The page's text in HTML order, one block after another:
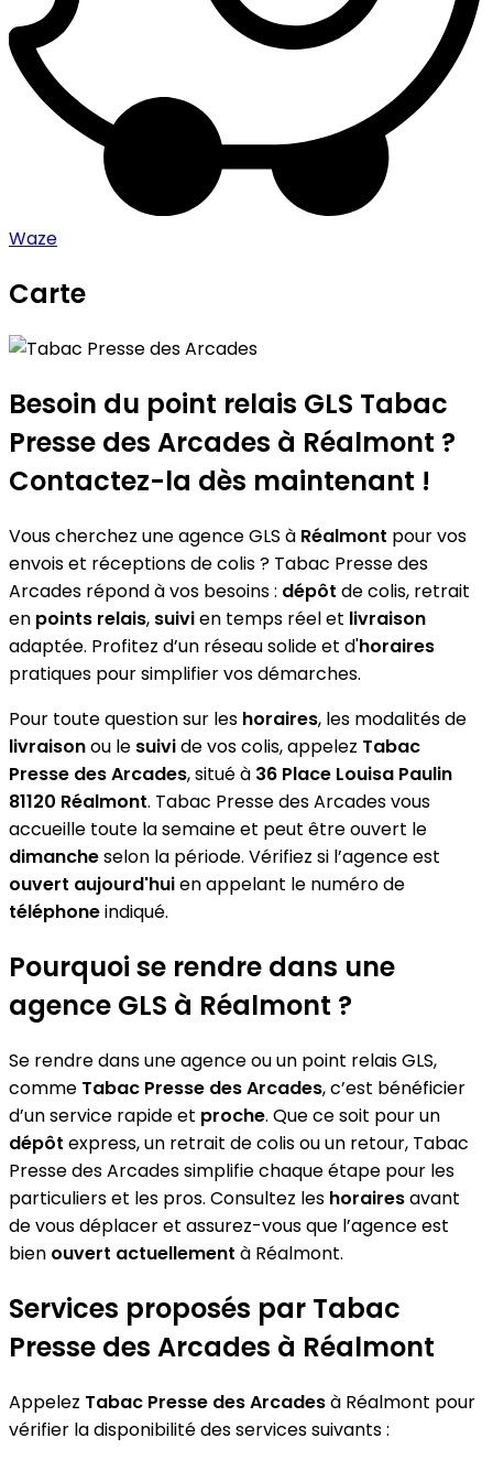
Waze
Carte
Tabac Presse des Arcades
+
−
Besoin du point relais GLS Tabac
Presse des Arcades à Réalmont ?
Contactez-la dès maintenant !
Vous cherchez une agence GLS à Réalmont pour vos
envois et réceptions de colis ? Tabac Presse des
Arcades répond à vos besoins : dépôt de colis, retrait
en points relais, suivien temps réel et livraison
adaptée. Profitez d’un réseau solide et d'horaires
pratiques pour simplifier vos démarches.
Pour toute question sur les horaires, les modalités de
livraisonou le suivide vos colis, appelez Tabac
Presse des Arcades, situé à 36 Place Louisa Paulin
81120 Réalmont. Tabac Presse des Arcades vous
accueille toute la semaine et peut être ouvert le
dimancheselon la période. Vérifiez si l’agence est
ouvert aujourd'huien appelant le numéro de
téléphoneindiqué.
Pourquoi se rendre dans une
agence GLS à Réalmont ?
Se rendre dans une agence ou un point relais GLS,
comme Tabac Presse des Arcades, c’est bénéficier
d’un service rapide et proche. Que ce soit pour un
dépôt express, un retrait de colis ou un retour, Tabac
Presse des Arcades simplifie chaque étape pour les
particuliers et les pros. Consultez les horairesavant
de vous déplacer et assurez-vous que l’agence est
bien ouvert actuellement à Réalmont.
Services proposés par Tabac
Presse des Arcades à Réalmont
Appelez Tabac Presse des Arcadesà Réalmont pour
vérifier la disponibilité des services suivants :